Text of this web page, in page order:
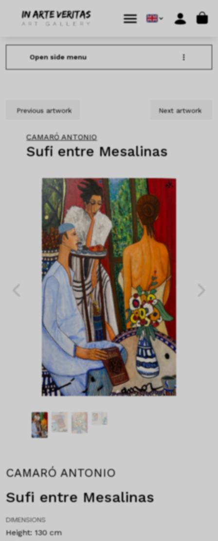
Cart
Previous artwork Next artwork
CAMARÓ ANTONIO
Sufi entre Mesalinas
CAMARÓ ANTONIO
Sufi entre Mesalinas
DIMENSIONS
Height: 130 cm
Open side menu